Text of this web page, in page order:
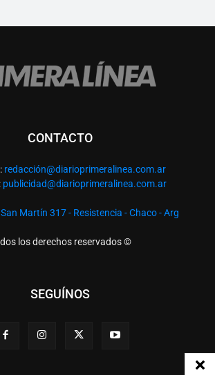
CONTACTO
redacción@diarioprimeralinea.com.ar
publicidad@diarioprimeralinea.com.ar
Martín 317 - Resistencia - Chaco - Arg
los derechos reservados ©
SEGUÍNOS